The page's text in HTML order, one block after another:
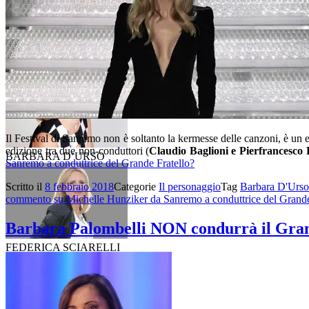
ALESSIA MARCUZZI
BARBARA D’URSO
FEDERICA SCIARELLI
Il Festival di Sanremo non è soltanto la kermesse delle canzoni, è
edizione tra due non-conduttori (Claudio Baglioni e Pierfrancesco
Sanremo a conduttrice del Grande Fratello?
Scritto il 8 febbraio 2018Categorie Il personaggioTag Barbara D'Urso
commentosu Michelle Hunziker da Sanremo a conduttrice del
Barbara Palombelli NON condurrà il